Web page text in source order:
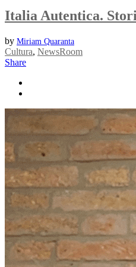
Italia Autentica.
by Miriam Quaranta
Cultura, NewsRoom
Share